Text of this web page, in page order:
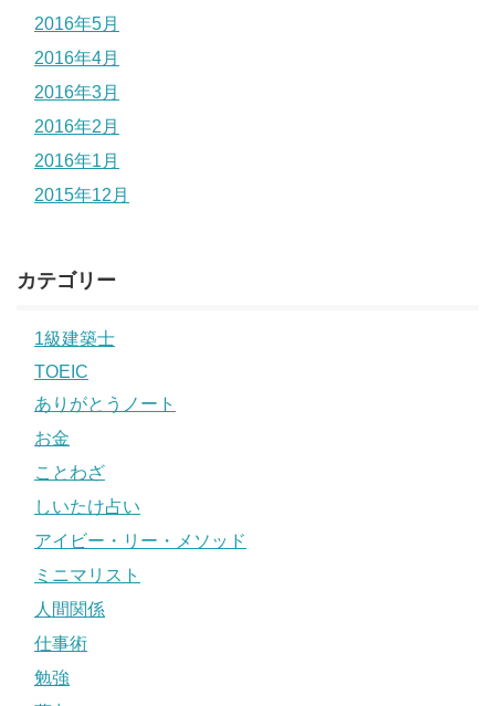
2016年5月
2016年4月
2016年3月
2016年2月
2016年1月
2015年12月
カテゴリー
1級建築士
TOEIC
ありがとうノート
お金
ことわざ
しいたけ占い
アイビー・リー・メソッド
ミニマリスト
人間関係
仕事術
勉強